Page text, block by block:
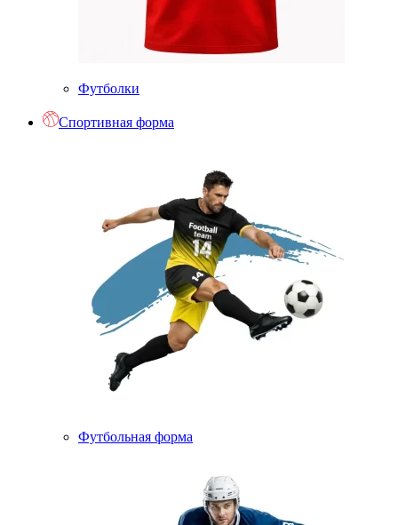
Футболки
Спортивная форма
Футбольная форма